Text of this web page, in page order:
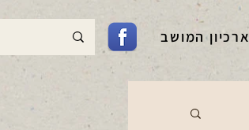
ארכיון המושב